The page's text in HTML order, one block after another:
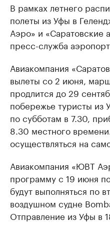
В рамках летнего
полеты из Уфы в
Аэро» и «Саратовские
пресс-служба
Авиакомпания
вылеты со 2 июня,
продлится до 29
побережье туристы из
по субботам в 7.30,
8.30 местного
осуществляться на
Авиакомпания «ЮВТ
программу с 19 июня
будут выполняться по
воздушном судне
Отправление из Уфы в